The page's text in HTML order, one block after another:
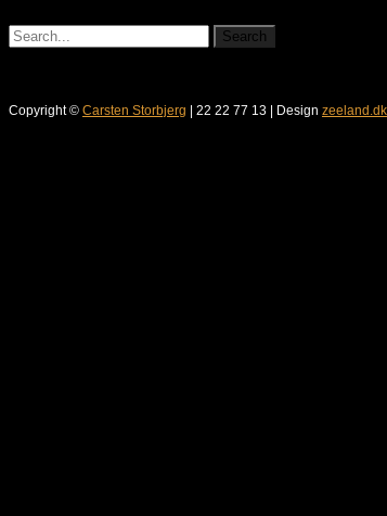
Copyright © Carsten Storbjerg | 22 22 77 13 | Design zeeland.dk